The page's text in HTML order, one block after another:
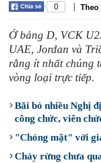
0 | Theo
Ở bảng D, VCK
UAE, Jordan và
rằng ít nhất chúng
vòng loại trực tiếp.
Bãi bỏ nhiều Nghị
công chức, viên
"Chóng mặt" với
Cháy rừng chưa